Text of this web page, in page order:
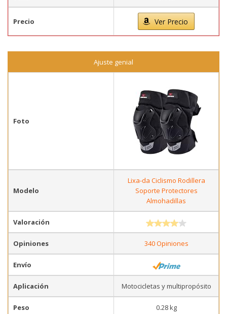
Precio Ver Precio
Ajuste genial
Foto
Modelo
Lixa-da Ciclismo Rodillera
Soporte Protectores
Almohadillas
Valoración
Opiniones 340 Opiniones
Envío
Aplicación Motocicletas y multipropósito
Peso 0.28 kg